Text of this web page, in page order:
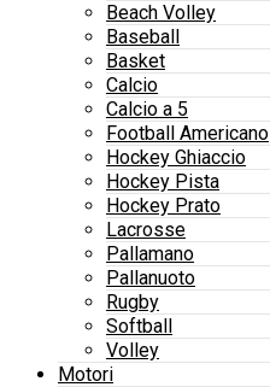
Beach Volley
Baseball
Basket
Calcio
Calcio a 5
Football Americano
Hockey Ghiaccio
Hockey Pista
Hockey Prato
Lacrosse
Pallamano
Pallanuoto
Rugby
Softball
Volley
Motori